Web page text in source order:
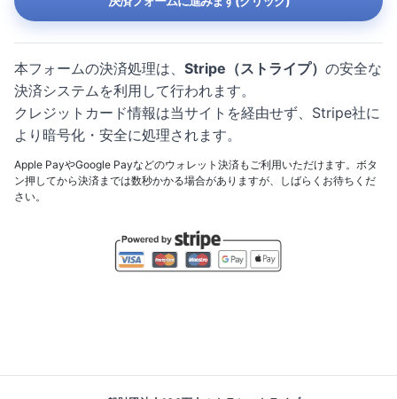
本フォームの決済処理は、 Stripe（ストライプ） の安全な
決済システムを利用して行われます。
クレジットカード情報は当サイトを経由せず、Stripe社に
より暗号化・安全に処理されます。
Apple PayやGoogle Payなどのウォレット決済もご利用いただけます。ボタ
ン押してから決済までは数秒かかる場合がありますが、しばらくお待ちくだ
さい。